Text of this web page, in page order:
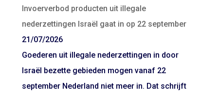
Invoerverbod producten uit illegale
nederzettingen Israël gaat in op 22 september
21/07/2026
Goederen uit illegale nederzettingen in door
Israël bezette gebieden mogen vanaf 22
september Nederland niet meer in. Dat schrijft